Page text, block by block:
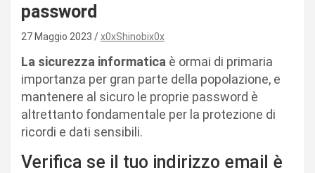
password
27 Maggio 2023 x0xShinobix0x
La sicurezza informatica è ormai di primaria
importanza per gran parte della popolazione, e
mantenere al sicuro le proprie password è
altrettanto fondamentale per la protezione di
ricordi e dati sensibili.
Verifica se il tuo indirizzo email è